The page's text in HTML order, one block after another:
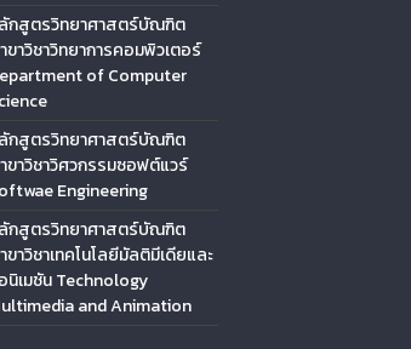
กสูตรวิทยาศาสตร์บัณฑิต
ขาวิชาวิทยาการคอมพิวเตอร์
of Computer
กสูตรวิทยาศาสตร์บัณฑิต
ขาวิชาวิศวกรรมซอฟต์แวร์
Engineering
กสูตรวิทยาศาสตร์บัณฑิต
ขาวิชาเทคโนโลยีมัลติมีเดียและ
นิเมชัน Technology
and Animation